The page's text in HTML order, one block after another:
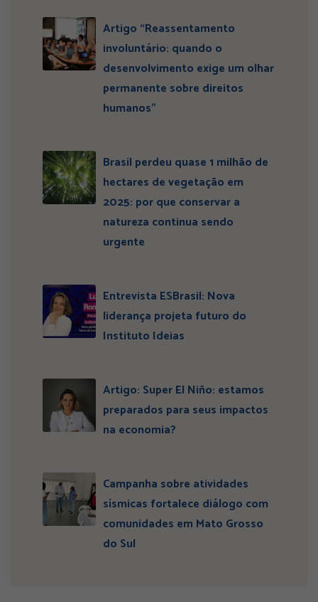
Artigo “Reassentamento
involuntário: quando o
desenvolvimento exige um olhar
permanente sobre direitos
humanos”
Brasil perdeu quase 1 milhão de
hectares de vegetação em
2025: por que conservar a
natureza continua sendo
urgente
Entrevista ESBrasil: Nova
liderança projeta futuro do
Instituto Ideias
Artigo: Super El Niño: estamos
preparados para seus impactos
na economia?
Campanha sobre atividades
sísmicas fortalece diálogo com
comunidades em Mato Grosso
do Sul